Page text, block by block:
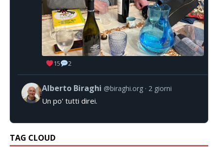
15 2
Alberto Biraghi @biraghi.org 2 giorni
Un po' tutti direi.
TAG CLOUD